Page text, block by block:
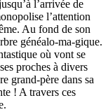
l’arrivée de
l’attention
Au fond de son
généalo-ma-gique.
où vont se
proches à divers
grand-père dans sa
! A travers ces